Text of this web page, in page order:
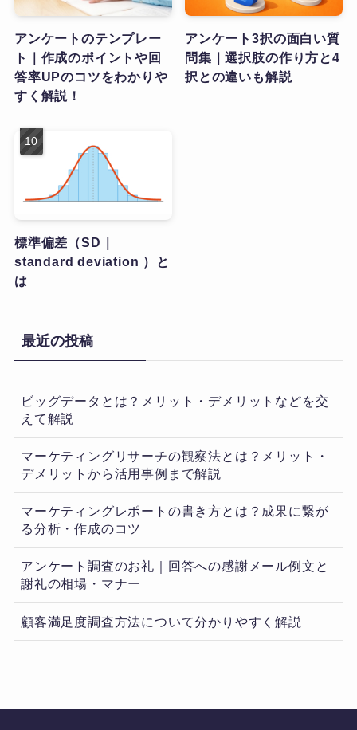
アンケートのテンプレー
ト｜作成のポイントや回
答率UPのコツをわかりや
すく解説！
アンケート3択の面白い質
問集｜選択肢の作り方と4
択との違いも解説
標準偏差（SD｜
standard deviation ）と
は
最近の投稿
ビッグデータとは？メリット・デメリットなどを交
えて解説
マーケティングリサーチの観察法とは？メリット・
デメリットから活用事例まで解説
マーケティングレポートの書き方とは？成果に繋が
る分析・作成のコツ
アンケート調査のお礼｜回答への感謝メール例文と
謝礼の相場・マナー
顧客満足度調査方法について分かりやすく解説